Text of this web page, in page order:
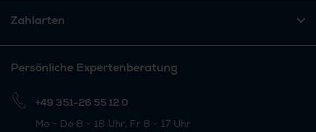
Zahlarten
Persönliche Expertenberatung
+49 351-26 55 12 0
Mo - Do 8 - 18 Uhr, Fr 8 - 17 Uhr